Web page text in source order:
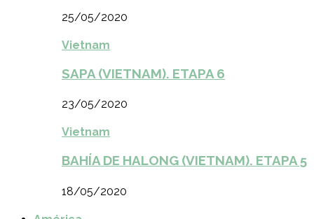
25/05/2020
Vietnam
SAPA (VIETNAM). ETAPA 6
23/05/2020
Vietnam
BAHÍA DE HALONG (VIETNAM). ETAPA 5
18/05/2020